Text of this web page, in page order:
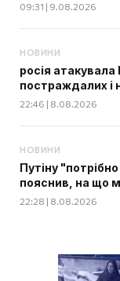
09:31 | 9.08.2026
НОВИНИ
росія
постраждалих і
22:46 | 8.08.2026
НОВИНИ
Путіну
пояснив, на що
22:28 | 8.08.2026